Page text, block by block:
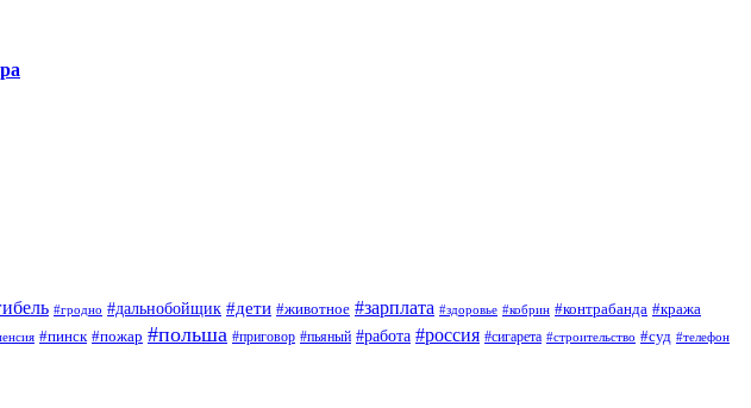
#гродно #дальнобойщик #дети #животное #зарплата #здоровье #кобрин #контрабанда #кража
#пинск #пожар #польша #приговор #пьяный #работа #россия #сигарета #строительство #суд #телефон